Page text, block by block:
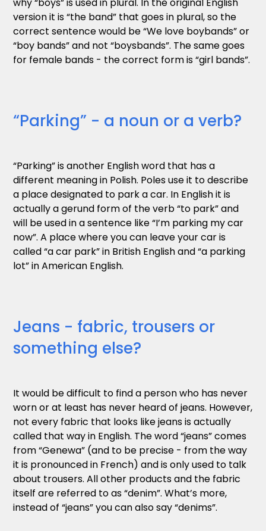
version it is “the band” that goes in plural, so the
correct sentence would be “We love boybands” or
“boy bands” and not “boysbands”. The same goes
for female bands - the correct form is “girl bands”.
“Parking” - a noun or a verb?
“Parking” is another English word that has a
different meaning in Polish. Poles use it to describe
a place designated to park a car. In English it is
actually a gerund form of the verb “to park” and
will be used in a sentence like “I’m parking my car
now”. A place where you can leave your car is
called “a car park” in British English and “a parking
lot” in American English.
Jeans - fabric, trousers or
something else?
It would be difficult to find a person who has never
worn or at least has never heard of jeans. However,
not every fabric that looks like jeans is actually
called that way in English. The word “jeans” comes
from “Genewa” (and to be precise - from the way
it is pronounced in French) and is only used to talk
about trousers. All other products and the fabric
itself are referred to as “denim”. What’s more,
instead of “jeans” you can also say “denims”.